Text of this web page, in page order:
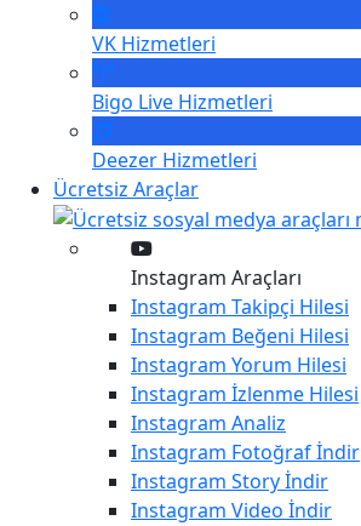
VK Hizmetleri
Bigo Live Hizmetleri
Deezer Hizmetleri
Ücretsiz Araçlar
Instagram Araçları
Instagram Takipçi Hilesi
Instagram Beğeni Hilesi
Instagram Yorum Hilesi
Instagram İzlenme Hilesi
Instagram Analiz
Instagram Fotoğraf İndir
Instagram Story İndir
Instagram Video İndir